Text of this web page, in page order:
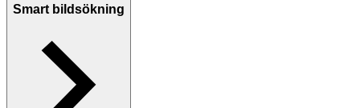
Smart bildsökning